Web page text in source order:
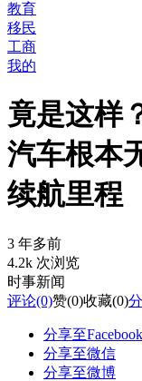
教育
移民
工商
我的
竟是这样
汽车根本
续航里程
3 年多前
4.2k 次浏览
时事新闻
评论(0)赞(0)收藏(0)
分享至Facebook
分享至微信
分享至微博